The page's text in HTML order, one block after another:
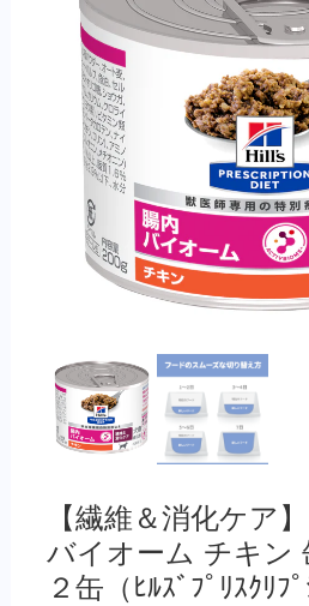
【繊維＆消化ケア
バイオーム チキン
２缶（ﾋﾙｽﾞﾌﾟﾘｽｸﾘﾌﾟ